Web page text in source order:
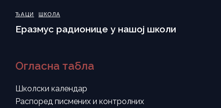
ЂАЦИ ШКОЛА
Еразмус радионице у нашој школи
Огласна табла
Школски календар
Распоред писмених и контролних